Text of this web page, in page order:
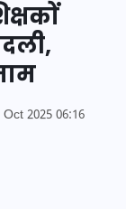
2025 06:16